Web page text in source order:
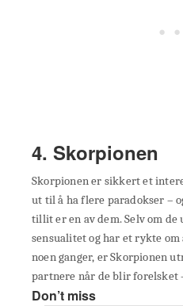
4. Skorpionen
Skorpionen er sikkert et
ut til å ha flere paradokser –
tillit er en av dem. Selv om
sensualitet og har et rykte om
noen ganger, er Skorpionen
partnere når de blir forelsket
Don’t miss